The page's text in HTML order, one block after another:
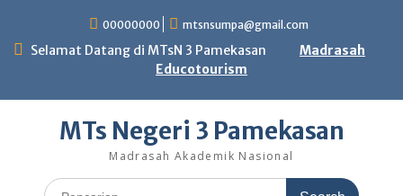
content
00000000 mtsnsumpa@gmail.com
Selamat Datang di MTsN 3 Pamekasan
Madrasah
Educotourism
MTs Negeri 3 Pamekasan
Madrasah Akademik Nasional
Search